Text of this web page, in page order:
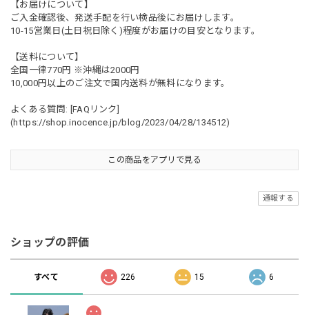
【お届けについて】
ご入金確認後、発送手配を行い検品後にお届けします。
10-15営業日(土日祝日除く)程度がお届けの目安となります。
【送料について】
全国一律770円 ※沖縄は2000円
10,000円以上のご注文で国内送料が無料になります。
よくある質問: [FAQリンク]
(https://shop.inocence.jp/blog/2023/04/28/134512)
この商品をアプリで見る
通報する
ショップの評価
すべて 226 15 6